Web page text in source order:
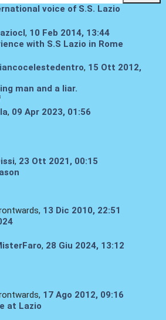
voice of S.S. Lazio
, 10 Feb 2014, 13:44
with S.S Lazio in Rome
, 15 Ott 2012,
man and a liar.
, 09 Apr 2023, 01:56
, 23 Ott 2021, 00:15
13 Dic 2010, 22:51
, 28 Giu 2024, 13:12
17 Ago 2012, 09:16
at Lazio